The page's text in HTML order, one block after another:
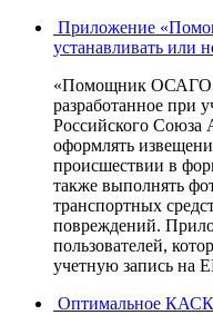
Приложение
устанавливать или
«Помощник
разработанное при
Российского Союза
оформлять
происшествии в
также выполнять
транспортных
повреждений.
пользователей,
учетную запись на
Оптимальное